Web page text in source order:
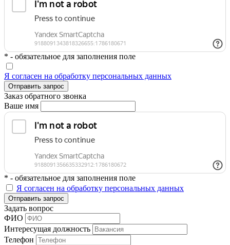
* - обязательное для заполнения поле
Я согласен на обработку персональных данных
Отправить запрос
Заказ обратного звонка
Ваше имя
* - обязательное для заполнения поле
Я согласен на обработку персональных данных
Отправить запрос
Задать вопрос
ФИО
Интересущая должность
Телефон